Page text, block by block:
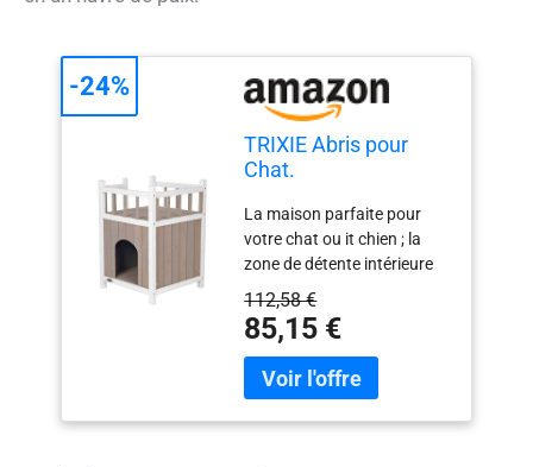
TRIXIE Abris pour
Chat.
La maison parfaite pour
votre chat ou it chien ; la
zone de détente intérieure
et un balcon sur le toit afin
qu'ils puissent profiter de la
maison en bois w A
élégante pour l'intérieur et
durable pour l'extérieur ;
112,58 €
85,15 €
-24%